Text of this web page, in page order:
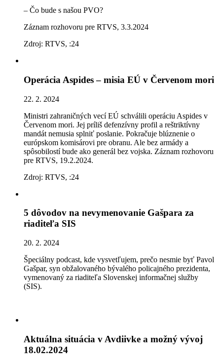
– Čo bude s našou PVO?
Záznam rozhovoru pre RTVS, 3.3.2024
Zdroj: RTVS, :24
Operácia Aspides – misia EÚ v Červenom mori
22. 2. 2024
Ministri zahraničných vecí EÚ schválili operáciu Aspides v
Červenom mori. Jej príliš defenzívny profil a reštriktívny
mandát nemusia splniť poslanie. Pokračuje blúznenie o
európskom komisárovi pre obranu. Ale bez armády a
spôsobilostí bude ako generál bez vojska. Záznam rozhovoru
pre RTVS, 19.2.2024.
Zdroj: RTVS, :24
5 dôvodov na nevymenovanie Gašpara za
riaditeľa SIS
20. 2. 2024
Špeciálny podcast, kde vysvetľujem, prečo nesmie byť Pavol
Gašpar, syn obžalovaného bývalého policajného prezidenta,
vymenovaný za riaditeľa Slovenskej informačnej služby
(SIS).
Aktuálna situácia v Avdiivke a možný vývoj
18.02.2024